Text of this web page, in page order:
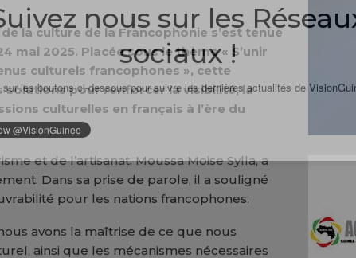
la culture de la Francophonie s’est tenue
mai 2025. Placée sous le thème « S’unir
culturels francophones », cette
solutions pour renforcer la visibilité, la
culturelles en français à l’ère du
et de l’artisanat, Moussa Moise Sylla, a
Dans sa prise de parole, il a souligné
pour les nations francophones.
avons la maîtrise de ce que nous
ainsi que les mécanismes nécessaires
nous sur les
sociaux !
sur les boutons ci-dessous pour suivre les dernières actualités de